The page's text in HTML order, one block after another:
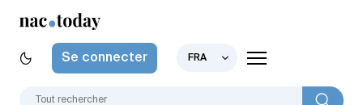
Se connecter FRA